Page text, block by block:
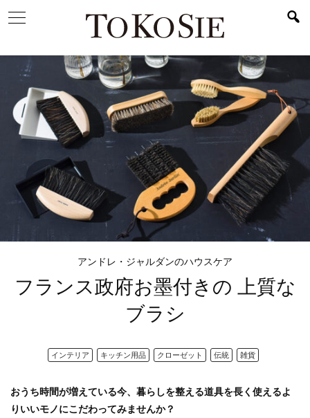
アンドレ・ジャルダンのハウスケア
フランス政府お墨付きの 上質な
ブラシ
インテリア キッチン用品 クローゼット 伝統 雑貨
おうち時間が増えている今、暮らしを整える道具を長く使えるよ
りいいモノにこだわってみませんか？